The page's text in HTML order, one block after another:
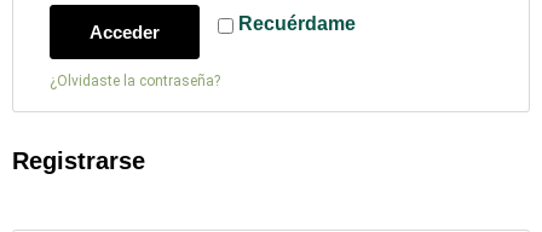
Recuérdame
Acceder
¿Olvidaste la contraseña?
Registrarse